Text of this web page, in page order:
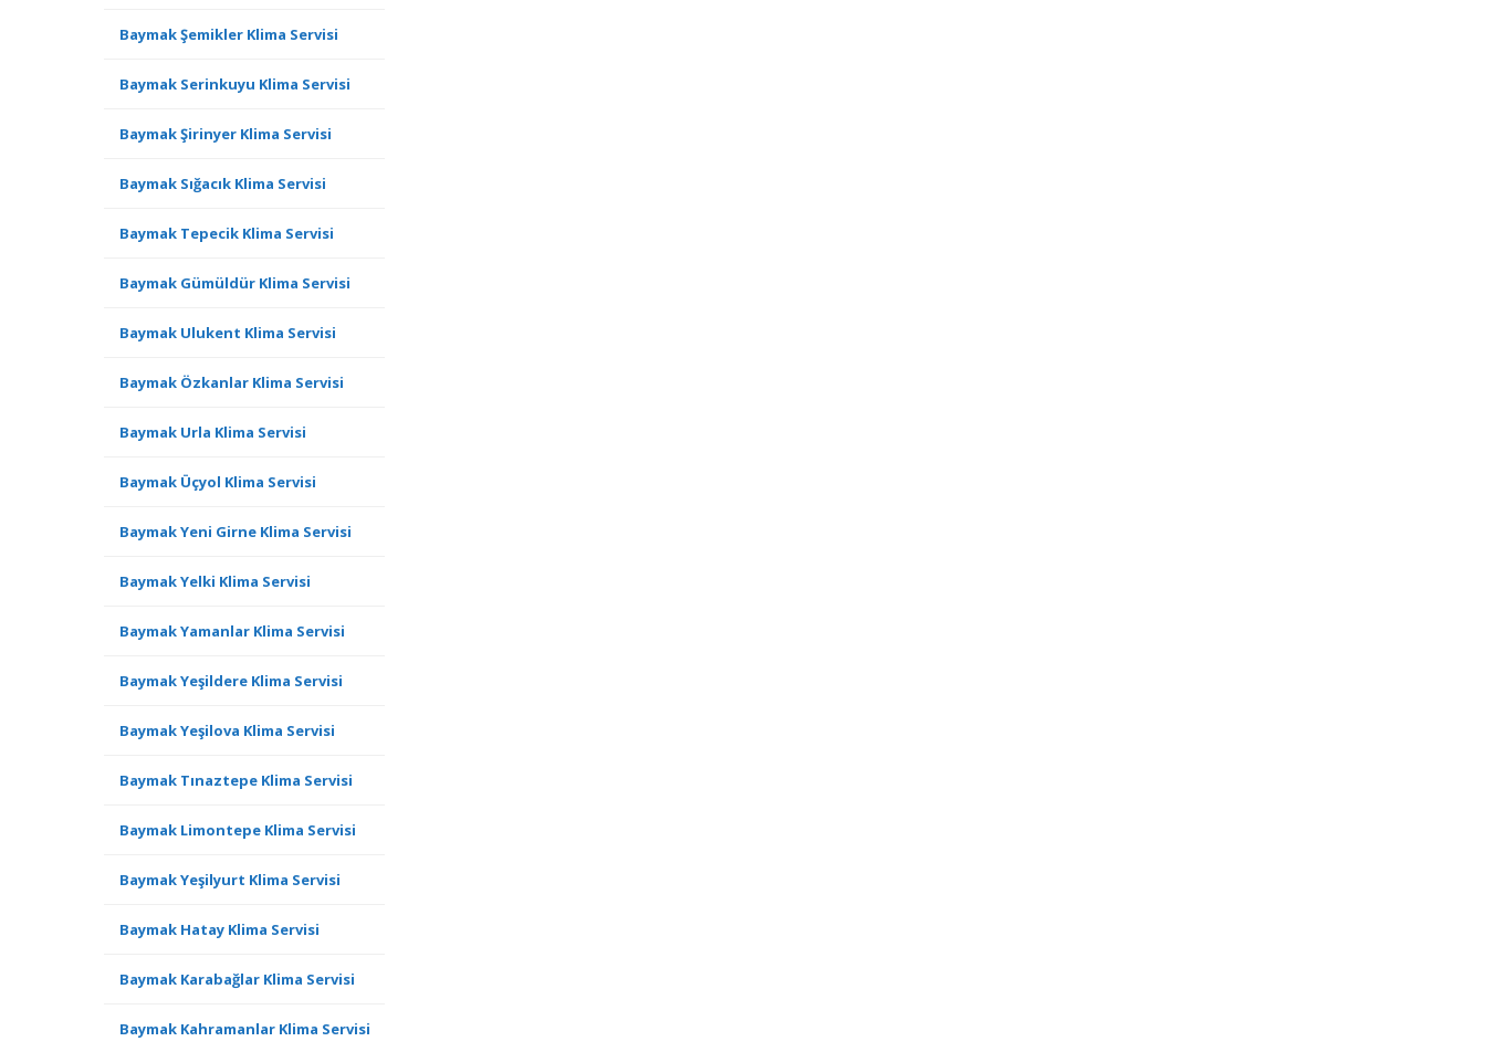
Baymak Şemikler Klima Servisi
Baymak Serinkuyu Klima Servisi
Baymak Şirinyer Klima Servisi
Baymak Sığacık Klima Servisi
Baymak Tepecik Klima Servisi
Baymak Gümüldür Klima Servisi
Baymak Ulukent Klima Servisi
Baymak Özkanlar Klima Servisi
Baymak Urla Klima Servisi
Baymak Üçyol Klima Servisi
Baymak Yeni Girne Klima Servisi
Baymak Yelki Klima Servisi
Baymak Yamanlar Klima Servisi
Baymak Yeşildere Klima Servisi
Baymak Yeşilova Klima Servisi
Baymak Tınaztepe Klima Servisi
Baymak Limontepe Klima Servisi
Baymak Yeşilyurt Klima Servisi
Baymak Hatay Klima Servisi
Baymak Karabağlar Klima Servisi
Baymak Kahramanlar Klima Servisi